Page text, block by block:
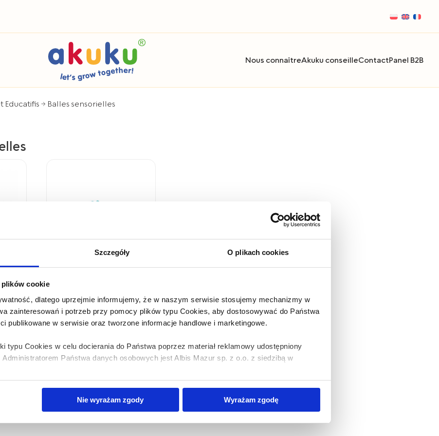
Szczegóły O plikach cookies
cookie
dlatego uprzejmie informujemy, że w naszym serwisie stosujemy mechanizmy w
zainteresowań i potrzeb przy pomocy plików typu Cookies, aby dostosowywać do Państwa
publikowane w serwisie oraz tworzone informacje handlowe i marketingowe.
typu Cookies w celu docierania do Państwa poprzez materiał reklamowy udostępniony
Państwa danych osobowych jest Albis Mazur sp. z o.o. z siedzibą w
uzyskiwania dostępu do tych informacji oraz zasady przetwarzania Państwa danych
Nie wyrażam zgody Wyrażam zgodę
Nous connaîtreAkuku conseilleContactPanel B2B
Educatifis Balles sensorielles